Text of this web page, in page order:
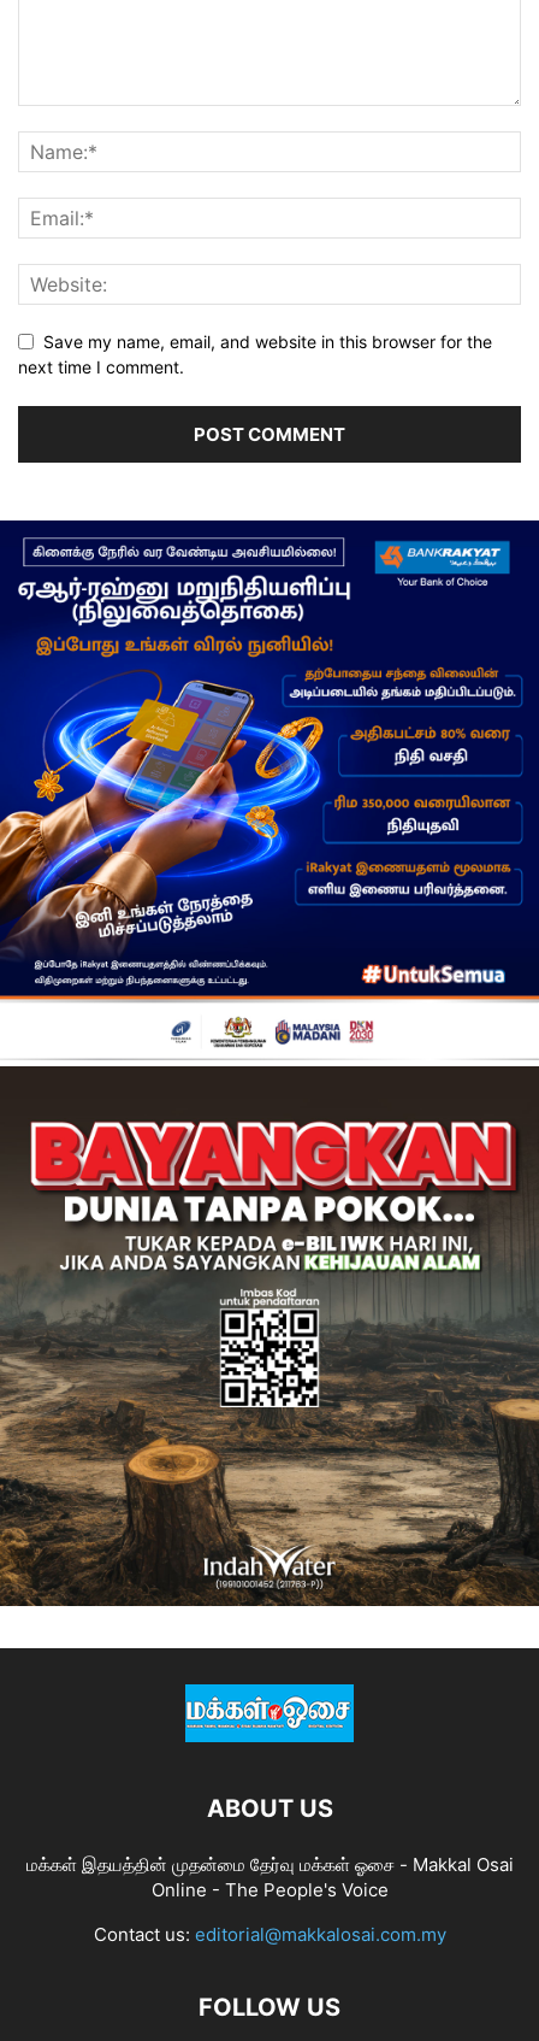
Save my name, email, and website in this browser for the
next time I comment.
ABOUT US
மக்கள் இதயத்தின் முதன்மை தேர்வு மக்கள் ஓசை - Makkal Osai
Online - The People's Voice
Contact us: editorial@makkalosai.com.my
FOLLOW US